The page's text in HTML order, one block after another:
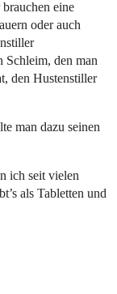
eine
oder auch
Schleim, den man
den Hustenstiller
man dazu seinen
ich seit vielen
als Tabletten und